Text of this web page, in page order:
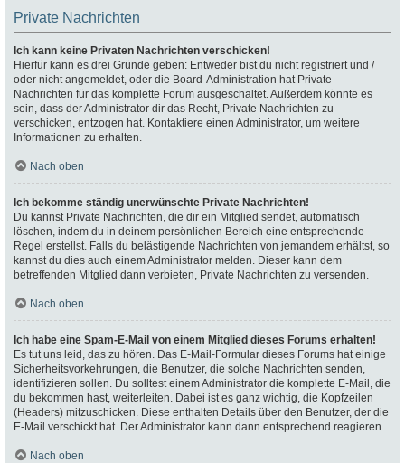
Private Nachrichten
Ich kann keine Privaten Nachrichten verschicken!
Hierfür kann es drei Gründe geben: Entweder bist du nicht registriert und /
oder nicht angemeldet, oder die Board-Administration hat Private
Nachrichten für das komplette Forum ausgeschaltet. Außerdem könnte es
sein, dass der Administrator dir das Recht, Private Nachrichten zu
verschicken, entzogen hat. Kontaktiere einen Administrator, um weitere
Informationen zu erhalten.
Nach oben
Ich bekomme ständig unerwünschte Private Nachrichten!
Du kannst Private Nachrichten, die dir ein Mitglied sendet, automatisch
löschen, indem du in deinem persönlichen Bereich eine entsprechende
Regel erstellst. Falls du belästigende Nachrichten von jemandem erhältst, so
kannst du dies auch einem Administrator melden. Dieser kann dem
betreffenden Mitglied dann verbieten, Private Nachrichten zu versenden.
Nach oben
Ich habe eine Spam-E-Mail von einem Mitglied dieses Forums erhalten!
Es tut uns leid, das zu hören. Das E-Mail-Formular dieses Forums hat einige
Sicherheitsvorkehrungen, die Benutzer, die solche Nachrichten senden,
identifizieren sollen. Du solltest einem Administrator die komplette E-Mail, die
du bekommen hast, weiterleiten. Dabei ist es ganz wichtig, die Kopfzeilen
(Headers) mitzuschicken. Diese enthalten Details über den Benutzer, der die
E-Mail verschickt hat. Der Administrator kann dann entsprechend reagieren.
Nach oben